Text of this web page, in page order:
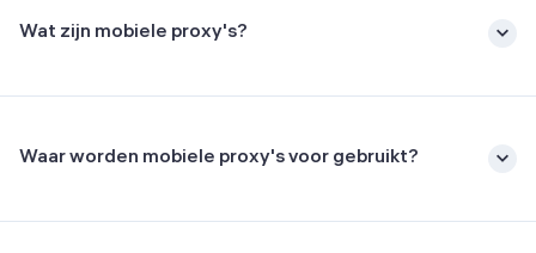
Wat zijn mobiele proxy's?
Waar worden mobiele proxy's voor gebruikt?